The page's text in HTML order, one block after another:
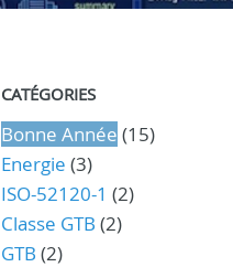
CATÉGORIES
Bonne Année (15)
Energie (3)
ISO-52120-1 (2)
Classe GTB (2)
GTB (2)